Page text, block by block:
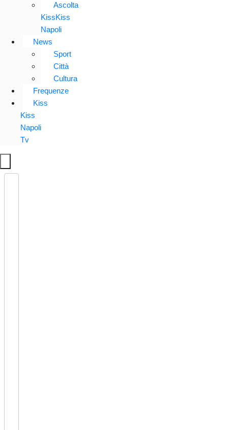
Ascolta
KissKiss
Napoli
News
Sport
Città
Cultura
Frequenze
Kiss
Kiss
Napoli
Tv